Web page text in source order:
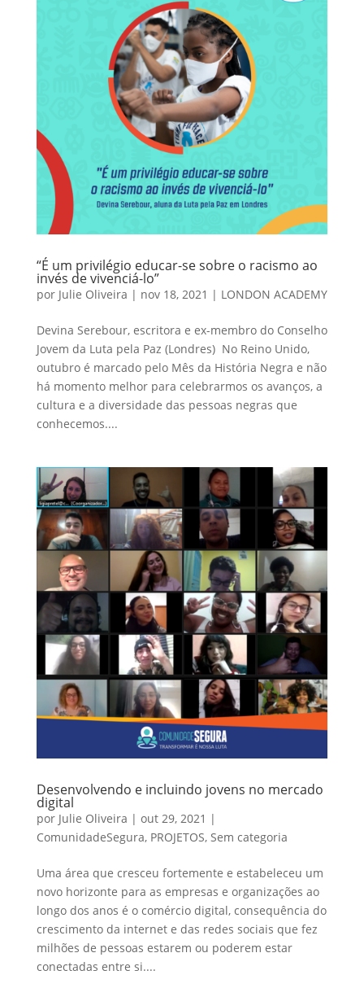
“É um privilégio educar-se sobre o racismo ao
invés de vivenciá-lo”
por Julie Oliveira | nov 18, 2021 | LONDON ACADEMY
Devina Serebour, escritora e ex-membro do Conselho
Jovem da Luta pela Paz (Londres) No Reino Unido,
outubro é marcado pelo Mês da História Negra e não
há momento melhor para celebrarmos os avanços, a
cultura e a diversidade das pessoas negras que
conhecemos....
Desenvolvendo e incluindo jovens no mercado
digital
por Julie Oliveira | out 29, 2021 |
ComunidadeSegura, PROJETOS, Sem categoria
Uma área que cresceu fortemente e estabeleceu um
novo horizonte para as empresas e organizações ao
longo dos anos é o comércio digital, consequência do
crescimento da internet e das redes sociais que fez
milhões de pessoas estarem ou poderem estar
conectadas entre si....